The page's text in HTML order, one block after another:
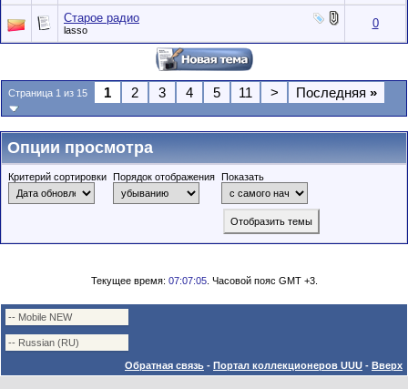
Старое радио
lasso 0
Страница 1 из 15 1 2 3 4 5 11 > Последняя »
Опции просмотра
Критерий сортировки Порядок отображения Показать
Текущее время: 07:07:05. Часовой пояс GMT +3.
Обратная связь - Портал коллекционеров UUU - Вверх